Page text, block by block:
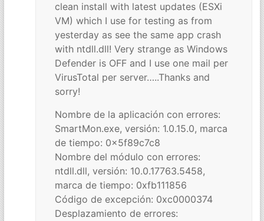
clean install with latest updates (ESXi
VM) which I use for testing as from
yesterday as see the same app crash
with ntdll.dll! Very strange as Windows
Defender is OFF and I use one mail per
VirusTotal per server…..Thanks and
sorry!
Nombre de la aplicación con errores:
SmartMon.exe, versión: 1.0.15.0, marca
de tiempo: 0x5f89c7c8
Nombre del módulo con errores:
ntdll.dll, versión: 10.0.17763.5458,
marca de tiempo: 0xfb111856
Código de excepción: 0xc0000374
Desplazamiento de errores: